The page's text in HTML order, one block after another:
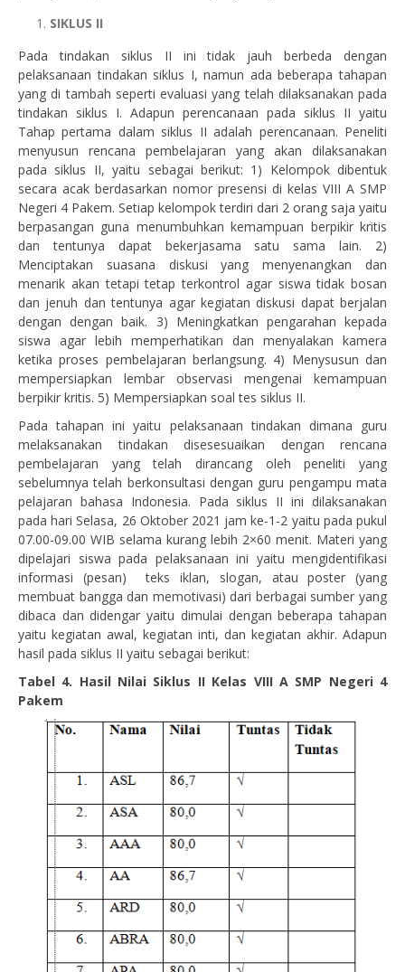
SIKLUS II
Pada tindakan siklus II ini tidak jauh berbeda dengan
pelaksanaan tindakan siklus I, namun ada beberapa tahapan
yang di tambah seperti evaluasi yang telah dilaksanakan pada
tindakan siklus I. Adapun perencanaan pada siklus II yaitu
Tahap pertama dalam siklus II adalah perencanaan. Peneliti
menyusun rencana pembelajaran yang akan dilaksanakan
pada siklus II, yaitu sebagai berikut: 1) Kelompok dibentuk
secara acak berdasarkan nomor presensi di kelas VIII A SMP
Negeri 4 Pakem. Setiap kelompok terdiri dari 2 orang saja yaitu
berpasangan guna menumbuhkan kemampuan berpikir kritis
dan tentunya dapat bekerjasama satu sama lain. 2)
Menciptakan suasana diskusi yang menyenangkan dan
menarik akan tetapi tetap terkontrol agar siswa tidak bosan
dan jenuh dan tentunya agar kegiatan diskusi dapat berjalan
dengan dengan baik. 3) Meningkatkan pengarahan kepada
siswa agar lebih memperhatikan dan menyalakan kamera
ketika proses pembelajaran berlangsung. 4) Menysusun dan
mempersiapkan lembar observasi mengenai kemampuan
berpikir kritis. 5) Mempersiapkan soal tes siklus II.
Pada tahapan ini yaitu pelaksanaan tindakan dimana guru
melaksanakan tindakan disesesuaikan dengan rencana
pembelajaran yang telah dirancang oleh peneliti yang
sebelumnya telah berkonsultasi dengan guru pengampu mata
pelajaran bahasa Indonesia. Pada siklus II ini dilaksanakan
pada hari Selasa, 26 Oktober 2021 jam ke-1-2 yaitu pada pukul
07.00-09.00 WIB selama kurang lebih 2×60 menit. Materi yang
dipelajari siswa pada pelaksanaan ini yaitu mengidentifikasi
informasi (pesan) teks iklan, slogan, atau poster (yang
membuat bangga dan memotivasi) dari berbagai sumber yang
dibaca dan didengar yaitu dimulai dengan beberapa tahapan
yaitu kegiatan awal, kegiatan inti, dan kegiatan akhir. Adapun
hasil pada siklus II yaitu sebagai berikut:
Tabel 4. Hasil Nilai Siklus II Kelas VIII A SMP Negeri 4
Pakem